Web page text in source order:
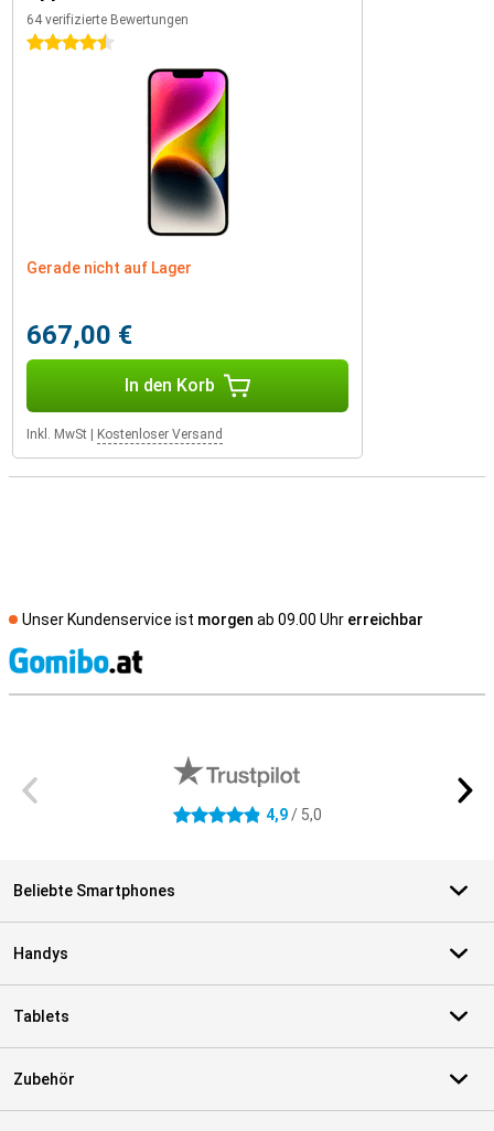
64 verifizierte Bewertungen
4.5 Sterne
Gerade nicht auf Lager
667,00 €
In den Korb
Inkl. MwSt Kostenloser Versand
Unser Kundenservice ist morgen ab 09.00 Uhr erreichbar
4.9 Sterne 4,9/ 5,0
Beliebte Smartphones
Handys
Tablets
Zubehör